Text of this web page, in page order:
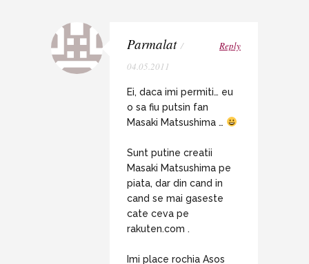
Parmalat /
04.05.2011
Reply
Ei, daca imi permiti… eu
o sa fiu putsin fan
Masaki Matsushima …
Sunt putine creatii
Masaki Matsushima pe
piata, dar din cand in
cand se mai gaseste
cate ceva pe
rakuten.com .
Imi place rochia Asos